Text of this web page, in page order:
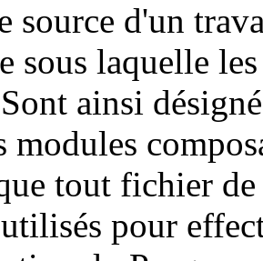
source d'un
sous laquelle
ainsi
modules
tout fichier
pour